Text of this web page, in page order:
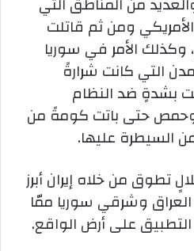
ومن ثم قاتلت
وكذلك الأمر في سوريا
التي كانت شرارةً
بشدةٍ ضد النظام
وحمص حتى باتت كومةً من
السيطرة عليها.
تطوق من خلاه إيران أبرز
وشرقي سوريا ممّا
على أرض الواقع.